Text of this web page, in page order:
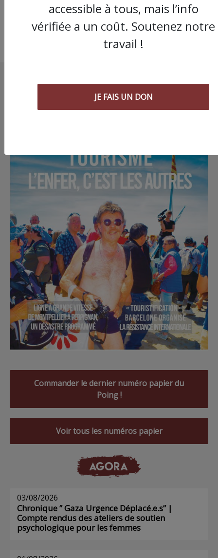
Commander le dernier numéro papier du
Poing !
Voir tous les numéros papier
AGORA
03/08/2026
Chronique ” Gaza Urgence Déplacé.e.s” |
Compte rendus des ateliers de soutien
psychologique pour les femmes
accessible à tous, mais l’info
vérifiée a un coût. Soutenez notre
travail !
JE FAIS UN DON